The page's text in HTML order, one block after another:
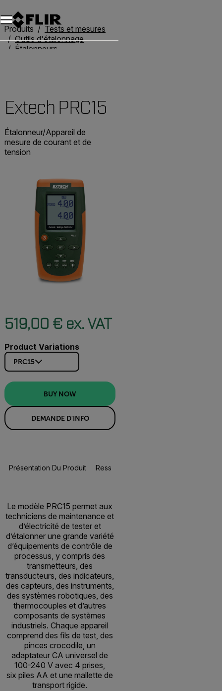
Unread messages
Modèle
Supprimer
articles
article
Ajouter au panier
Ajouté au panier
Produits
Tests et mesures
Outils d'étalonnage
Étalonneurs
Extech PRC15
Étalonneur/Appareil de
mesure de courant et de
tension
519,00 € ex. VAT
Product Variations
PRC15
BUY NOW
DEMANDE D'INFO
Présentation Du Produit Ressources Et Assistance
Le modèle PRC15 permet aux
techniciens de maintenance et
d’électricité de tester et
d’étalonner une grande variété
d’équipements de contrôle de
processus, y compris des
transmetteurs, des
transducteurs, des indicateurs,
des capteurs, des instruments,
des systèmes robotiques, des
thermocouples et d’autres
composants de systèmes
industriels. Chaque appareil
comprend des fils de test, des
pinces crocodile, un
adaptateur CA universel de
100-240 V avec 4 prises,
six piles AA et une mallette de
transport rigide.